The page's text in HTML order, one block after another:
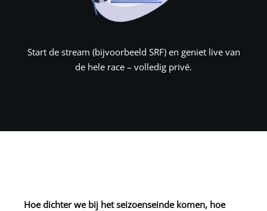
Start de stream (bijvoorbeeld SRF) en geniet live van
de hele race – volledig privé.
Hoe dichter we bij het seizoenseinde komen, hoe